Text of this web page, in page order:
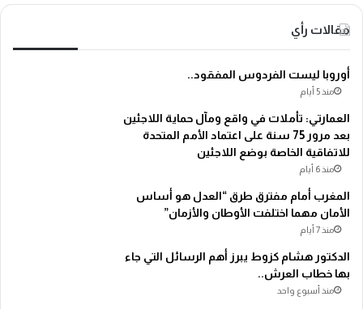
مقالات رأي
أوروبا ليست الفردوس المفقود..
منذ 5 أيام
العمارتي: تأملات في واقع ومآل حماية اللاجئين
بعد مرور 75 سنة على اعتماد الأمم المتحدة
للاتفاقية الخاصة بوضع اللاجئين
منذ 6 أيام
المغرب أمام مفترق طرق “العدل هو أساس
الأمان مهما اختلفت الأوطان والأزمان”
منذ 7 أيام
الدكتور هشام كزوط يبرز أهم الرسائل التي جاء
بها خطاب العرش..
منذ أسبوع واحد